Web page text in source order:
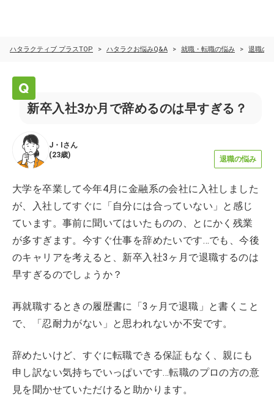
ハタラクティブ プラスTOP ハタラクお悩みQ&A 就職・転職の悩み 退職の
新卒入社3か月で辞めるのは早すぎる？
J・I さん
(23歳) 退職の悩み
大学を卒業して今年4月に金融系の会社に入社しました
が、入社してすぐに「自分には合っていない」と感じ
ています。事前に聞いてはいたものの、とにかく残業
が多すぎます。今すぐ仕事を辞めたいです…でも、今後
のキャリアを考えると、新卒入社3ヶ月で退職するのは
早すぎるのでしょうか？
再就職するときの履歴書に「3ヶ月で退職」と書くこと
で、「忍耐力がない」と思われないか不安です。
辞めたいけど、すぐに転職できる保証もなく、親にも
申し訳ない気持ちでいっぱいです…転職のプロの方の意
見を聞かせていただけると助かります。